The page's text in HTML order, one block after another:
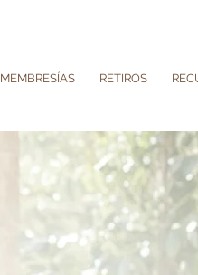
RETIROS